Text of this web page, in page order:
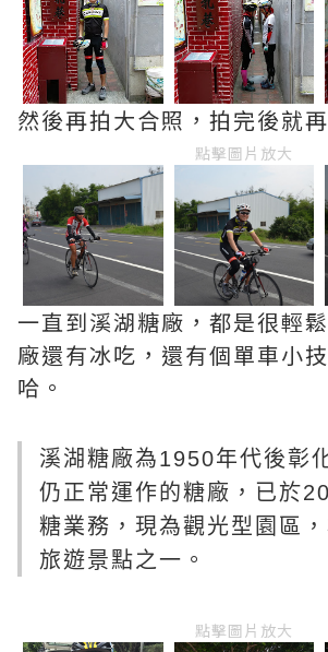
然後再拍大合照，拍完後就
點擊圖片放大
一直到溪湖糖廠，都是很輕
廠還有冰吃，還有個單車小
哈。
溪湖糖廠為1950年代後彰
仍正常運作的糖廠，已於
糖業務，現為觀光型園區
旅遊景點之一。
點擊圖片放大